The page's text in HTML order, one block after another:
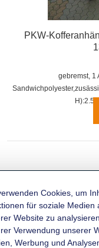
PKW-
gebremst, 1
H):
KATEGORIEN
Cookies, um
für soziale
Website zu
Verwendung unserer
Werbung und